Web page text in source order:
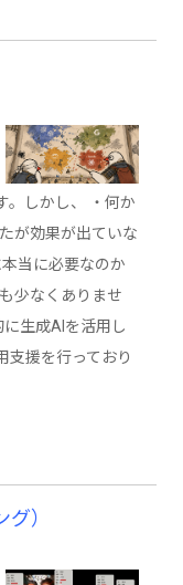
。しかし、 ・何か
が効果が出ていな
当に必要なのか
少なくありませ
に生成AIを活用し
支援を行っており
）